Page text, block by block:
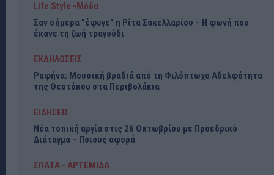
Life Style -Μόδα
Σαν σήμερα ”έφυγε” η Ρίτα Σακελλαρίου – Η φωνή που
έκανε τη ζωή τραγούδι
ΕΚΔΗΛΩΣΕΙΣ
Ραφήνα: Μουσική βραδιά από τη Φιλόπτωχο Αδελφότητα
της Θεοτόκου στα Περιβολάκια
ΕΙΔΗΣΕΙΣ
Νέα τοπική αργία στις 26 Οκτωβρίου με Προεδρικό
Διάταγμα – Ποιους αφορά
ΣΠΑΤΑ - ΑΡΤΕΜΙΔΑ